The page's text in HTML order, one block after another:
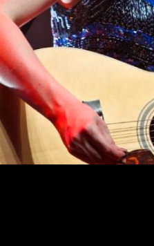
Amy Macdonald beim
2017